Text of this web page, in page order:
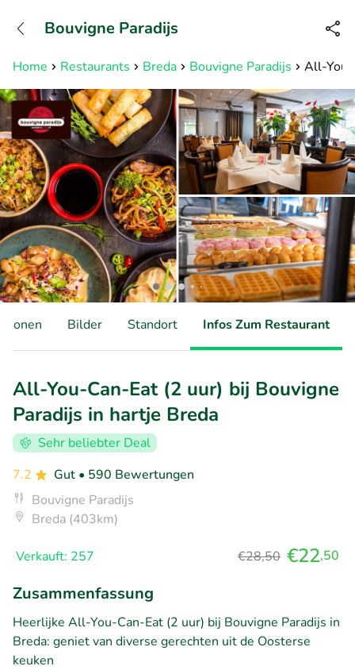
Erreichbar bis 23:00 Uhr (max
0,09€/Min)
Home Restaurants Breda Bouvigne Paradijs All-You-
Bouvigne Paradijs
Bilder Standort Infos Zum Restaurant
All-You-Can-Eat (2 uur) bij Bouvigne
Paradijs in hartje Breda
Sehr beliebter Deal
7.2
Gut • 590 Bewertungen
Bouvigne Paradijs
Breda (403km)
Verkauft: 257 €28,50 €22,50
Zusammenfassung
Heerlijke All-You-Can-Eat (2 uur) bij Bouvigne Paradijs in
Breda: geniet van diverse gerechten uit de Oosterse
keuken